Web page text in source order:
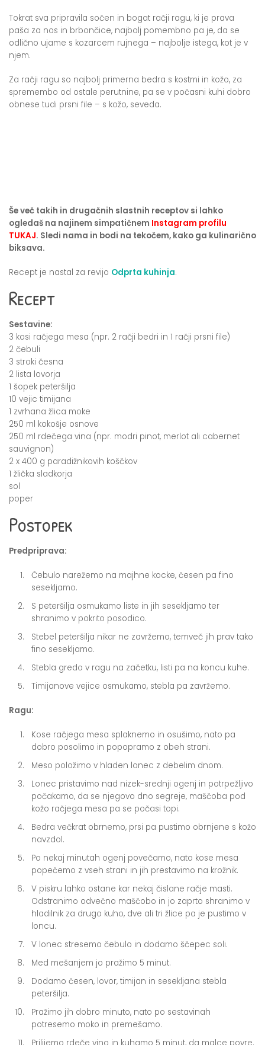
Tokrat sva pripravila sočen in bogat račji ragu, ki je prava
paša za nos in brbončice, najbolj pomembno pa je, da se
odlično ujame s kozarcem rujnega – najbolje istega, kot je v
njem.
Za račji ragu so najbolj primerna bedra s kostmi in kožo, za
spremembo od ostale perutnine, pa se v počasni kuhi dobro
obnese tudi prsni file – s kožo, seveda.
Še več takih in drugačnih slastnih receptov si lahko
ogledaš na najinem simpatičnem Instagram profilu
TUKAJ. Sledi nama in bodi na tekočem, kako ga kulinarično
biksava.
Recept je nastal za revijo Odprta kuhinja.
Recept
Sestavine:
3 kosi račjega mesa (npr. 2 račji bedri in 1 račji prsni file)
2 čebuli
3 stroki česna
2 lista lovorja
1 šopek peteršilja
10 vejic timijana
1 zvrhana žlica moke
250 ml kokošje osnove
250 ml rdečega vina (npr. modri pinot, merlot ali cabernet
sauvignon)
2 x 400 g paradižnikovih koščkov
1 žlička sladkorja
sol
poper
Postopek
Predpriprava:
Čebulo narežemo na majhne kocke, česen pa fino
sesekljamo.
S peteršilja osmukamo liste in jih sesekljamo ter
shranimo v pokrito posodico.
Stebel peteršilja nikar ne zavržemo, temveč jih prav tako
fino sesekljamo.
Stebla gredo v ragu na začetku, listi pa na koncu kuhe.
Timijanove vejice osmukamo, stebla pa zavržemo.
Ragu:
Kose račjega mesa splaknemo in osušimo, nato pa
dobro posolimo in popopramo z obeh strani.
Meso položimo v hladen lonec z debelim dnom.
Lonec pristavimo nad nizek-srednji ogenj in potrpežljivo
počakamo, da se njegovo dno segreje, maščoba pod
kožo račjega mesa pa se počasi topi.
Bedra večkrat obrnemo, prsi pa pustimo obrnjene s kožo
navzdol.
Po nekaj minutah ogenj povečamo, nato kose mesa
popečemo z vseh strani in jih prestavimo na krožnik.
V piskru lahko ostane kar nekaj čislane račje masti.
Odstranimo odvečno maščobo in jo zaprto shranimo v
hladilnik za drugo kuho, dve ali tri žlice pa je pustimo v
loncu.
V lonec stresemo čebulo in dodamo ščepec soli.
Med mešanjem jo pražimo 5 minut.
Dodamo česen, lovor, timijan in sesekljana stebla
peteršilja.
Pražimo jih dobro minuto, nato po sestavinah
potresemo moko in premešamo.
Prilijemo rdeče vino in kuhamo 5 minut, da malce povre.